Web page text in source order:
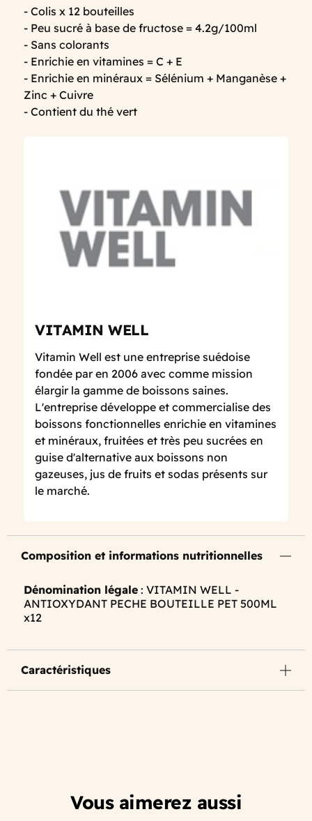
- Colis x 12 bouteilles
- Peu sucré à base de fructose = 4.2g/100ml
- Sans colorants
- Enrichie en vitamines = C + E
- Enrichie en minéraux = Sélénium + Manganèse +
Zinc + Cuivre
- Contient du thé vert
VITAMIN WELL
Vitamin Well est une entreprise suédoise
fondée par en 2006 avec comme mission
élargir la gamme de boissons saines.
L'entreprise développe et commercialise des
boissons fonctionnelles enrichie en vitamines
et minéraux, fruitées et très peu sucrées en
guise d'alternative aux boissons non
gazeuses, jus de fruits et sodas présents sur
le marché.
Composition et informations nutritionnelles
Dénomination légale : VITAMIN WELL -
ANTIOXYDANT PECHE BOUTEILLE PET 500ML
x12
Caractéristiques
Vous aimerez aussi